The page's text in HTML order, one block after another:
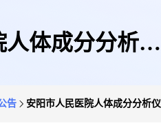
体成分分析仪
告 安阳市人民医院人体成分分析